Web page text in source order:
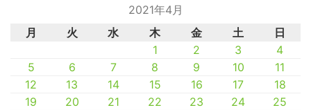
2021年4月
月
火 水 木 金 土
日
1
2 3
4
5
6 7 8 9 10
11
12
13 14 15 16 17
18
19
20 21 22 23 24
25